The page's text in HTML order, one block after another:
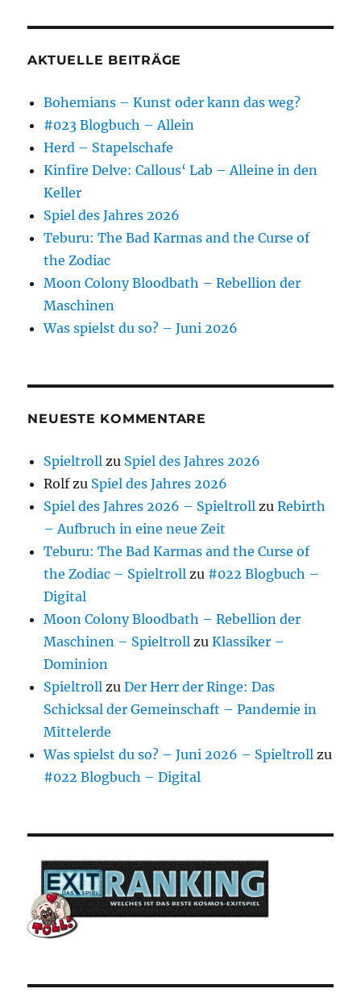
AKTUELLE BEITRÄGE
Bohemians – Kunst oder kann das weg?
#023 Blogbuch – Allein
Herd – Stapelschafe
Kinfire Delve: Callous‘ Lab – Alleine in den
Keller
Spiel des Jahres 2026
Teburu: The Bad Karmas and the Curse of
the Zodiac
Moon Colony Bloodbath – Rebellion der
Maschinen
Was spielst du so? – Juni 2026
NEUESTE KOMMENTARE
Spieltroll zu Spiel des Jahres 2026
Rolfzu Spiel des Jahres 2026
Spiel des Jahres 2026 – Spieltroll zuRebirth
– Aufbruch in eine neue Zeit
Teburu: The Bad Karmas and the Curse of
the Zodiac – Spieltroll zu #022 Blogbuch –
Digital
Moon Colony Bloodbath – Rebellion der
Maschinen – Spieltroll zuKlassiker –
Dominion
Spieltroll zuDer Herr der Ringe: Das
Schicksal der Gemeinschaft – Pandemie in
Mittelerde
Was spielst du so? – Juni 2026 – Spieltroll zu
#022 Blogbuch – Digital